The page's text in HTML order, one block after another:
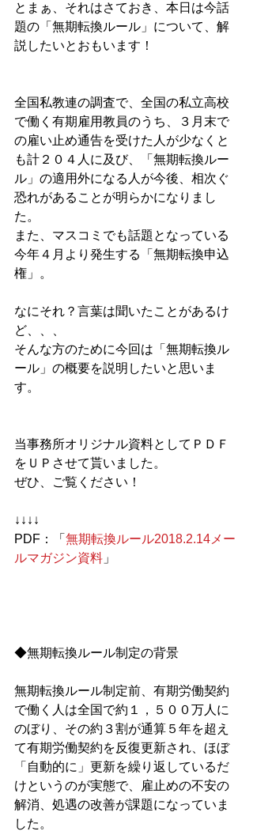
とまぁ、それはさておき、本日は今話
題の「無期転換ルール」について、解
説したいとおもいます！
全国私教連の調査で、全国の私立高校
で働く有期雇用教員のうち、３月末で
の雇い止め通告を受けた人が少なくと
も計２０４人に及び、「無期転換ルー
ル」の適用外になる人が今後、相次ぐ
恐れがあることが明らかになりまし
た。
また、マスコミでも話題となっている
今年４月より発生する「無期転換申込
権」。
なにそれ？言葉は聞いたことがあるけ
ど、、、
そんな方のために今回は「無期転換ル
ール」の概要を説明したいと思いま
す。
当事務所オリジナル資料としてＰＤＦ
をＵＰさせて貰いました。
ぜひ、ご覧ください！
↓↓↓↓
PDF：「 無期転換ルール2018.2.14メー
ルマガジン資料 」
◆無期転換ルール制定の背景
無期転換ルール制定前、有期労働契約
で働く人は全国で約１，５００万人に
のぼり、その約３割が通算５年を超え
て有期労働契約を反復更新され、ほぼ
「自動的に」更新を繰り返しているだ
けというのが実態で、雇止めの不安の
解消、処遇の改善が課題になっていま
した。